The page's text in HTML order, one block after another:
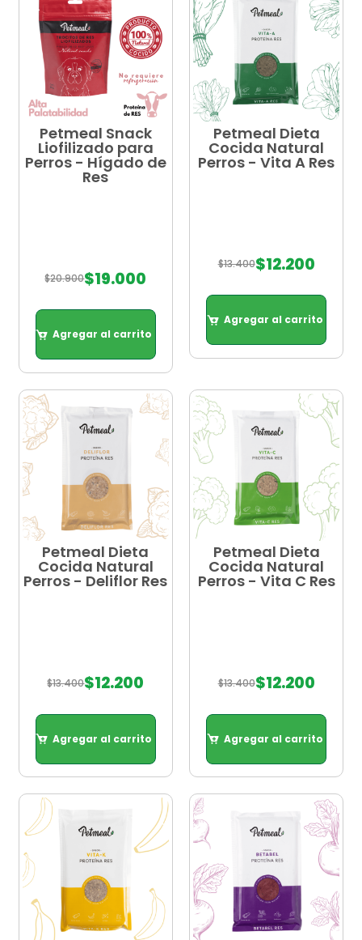
Petmeal Snack
Liofilizado para
Perros - Hígado de
Res
$20.900$19.000
Agregar al carrito
Petmeal Dieta
Cocida Natural
Perros - Vita A Res
$13.400$12.200
Agregar al carrito
Petmeal Dieta
Cocida Natural
Perros - Deliflor Res
$13.400$12.200
Agregar al carrito
Petmeal Dieta
Cocida Natural
Perros - Vita C Res
$13.400$12.200
Agregar al carrito